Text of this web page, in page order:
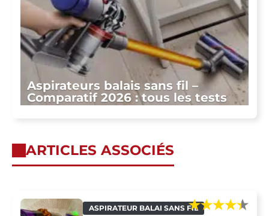
Aspirateurs balais sans fil –
Comparatif 2026 : tous les tests
ARTICLES ASSOCIÉS
ASPIRATEUR BALAI SANS FIL